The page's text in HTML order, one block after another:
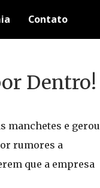
Contato
Dentro!
manchetes e gerou
rumores a
que a empresa